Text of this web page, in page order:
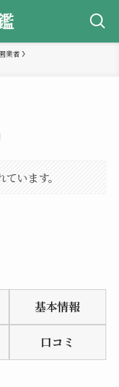
業者
います。
基本情報
口コミ